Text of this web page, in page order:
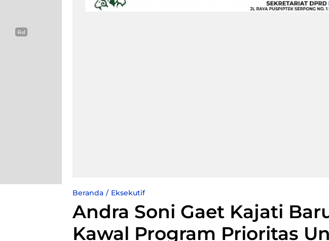
Beranda Eksekutif
Andra Soni Gaet Kajati
Kawal Program Prioritas